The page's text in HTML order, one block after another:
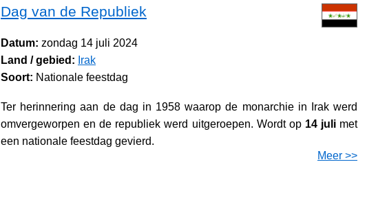
Dag van de Republiek
Datum: zondag 14 juli 2024
Land / gebied: Irak
Soort: Nationale feestdag
Ter herinnering aan de dag in 1958 waarop de monarchie in Irak werd
omvergeworpen en de republiek werd uitgeroepen. Wordt op 14 julimet
een nationale feestdag gevierd.
Meer >>